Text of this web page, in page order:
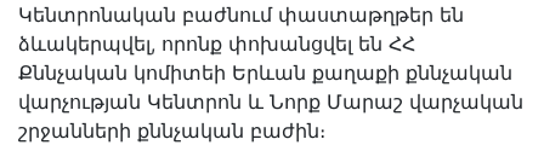
Կենտրոնական բաժնում փաստաթղթեր են
ձևակերպվել, որոնք փոխանցվել են ՀՀ
Քննչական կոմիտեի Երևան քաղաքի քննչական
վարչության Կենտրոն և Նորք Մարաշ վարչական
շրջանների քննչական բաժին։